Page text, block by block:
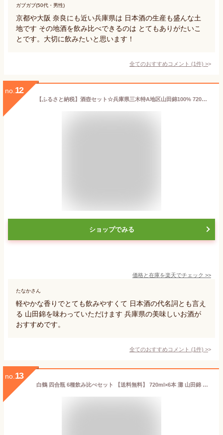
ガブガブ(50代・男性)
京都や大阪 奈良にも近い兵庫県は 日本酒の生産も盛んな土
地です その地酒を飲み比べできるのは とてもありがたいこ
とです。大切に飲みたいと思います！
全てのおすすめコメント (1件) >
no. 12
【ふるさと納税】酒壺セット☆兵庫県三木特A地区山田錦100% 720ml 3本
ショップでみる
価格と在庫を楽天でチェック >>
たなかさん
軽やかな香りでとても飲みやすくて 日本酒の代名詞とも言え
る 山田錦を味わっていただけます 兵庫県の美味しいお酒が
おすすめです。
全てのおすすめコメント (1件) >
no. 13
白鶴 四合瓶 6種飲み比べセット 【送料無料】 720ml×6本 灘 山田錦 純米大吟醸 本醸造 にごり酒 新米 新酒 直営店限定 甘口 淡麗 辛口 おすすめ 神戸 気分にあわせて 純米酒 晩酌